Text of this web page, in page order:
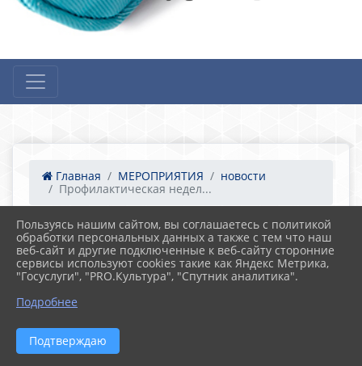
Главная МЕРОПРИЯТИЯ
новости
Профилактическая недел...
17.09.2024 15:56 19
Профилактическая неделя по снижению
детского дорожно-транспортного
травматизма
Пользуясь нашим сайтом, вы соглашаетесь с политикой
обработки персональных данных а также с тем что наш
веб-сайт и другие подключенные к веб-сайту сторонние
сервисы используют cookies такие как Яндекс Метрика,
"Госуслуги", "PRO.Культура", "Спутник аналитика".
Подробнее
Подтверждаю